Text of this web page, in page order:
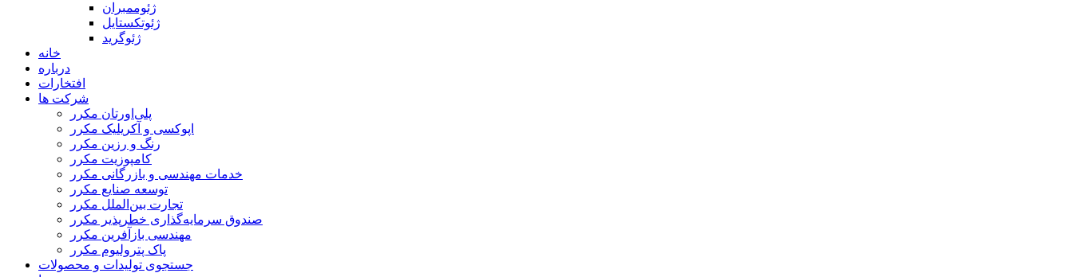
ژئوممبران
ژئوتکستایل
ژئوگرید
خانه
درباره
افتخارات
شرکت ها
پلی‌اورتان مکرر
اپوکسی و آکریلیک مکرر
رنگ و رزین مکرر
کامپوزیت مکرر
خدمات مهندسی و بازرگانی مکرر
توسعه صنایع مکرر
تجارت بین‌الملل مکرر
صندوق سرمایه‌گذاری خطرپذیر مکرر
مهندسی بازآفرین مکرر
پاک پترولیوم مکرر
جستجوی تولیدات و محصولات